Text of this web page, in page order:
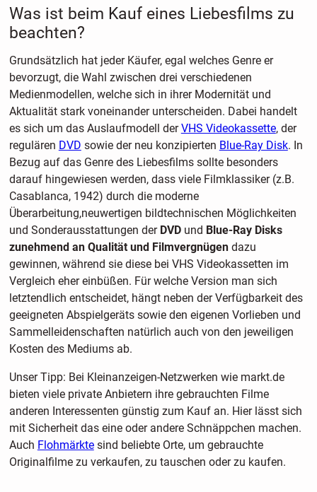
Was ist beim Kauf eines Liebesfilms zu
beachten?
Grundsätzlich hat jeder Käufer, egal welches Genre er
bevorzugt, die Wahl zwischen drei verschiedenen
Medienmodellen, welche sich in ihrer Modernität und
Aktualität stark voneinander unterscheiden. Dabei handelt
es sich um das Auslaufmodell derVHS Videokassette, der
regulären DVD sowie der neu konzipierten Blue-Ray Disk. In
Bezug auf das Genre des Liebesfilms sollte besonders
darauf hingewiesen werden, dass viele Filmklassiker (z.B.
Casablanca, 1942) durch die moderne
Überarbeitung,neuwertigen bildtechnischen Möglichkeiten
und Sonderausstattungen der DVDund Blue-Ray Disks
zunehmend an Qualität und Filmvergnügendazu
gewinnen, während sie diese bei VHS Videokassetten im
Vergleich eher einbüßen. Für welche Version man sich
letztendlich entscheidet, hängt neben der Verfügbarkeit des
geeigneten Abspielgeräts sowie den eigenen Vorlieben und
Sammelleidenschaften natürlich auch von den jeweiligen
Kosten des Mediums ab.
Unser Tipp: Bei Kleinanzeigen-Netzwerken wie markt.de
bieten viele private Anbietern ihre gebrauchten Filme
anderen Interessenten günstig zum Kauf an. Hier lässt sich
mit Sicherheit das eine oder andere Schnäppchen machen.
Auch Flohmärktesind beliebte Orte, um gebrauchte
Originalfilme zu verkaufen, zu tauschen oder zu kaufen.